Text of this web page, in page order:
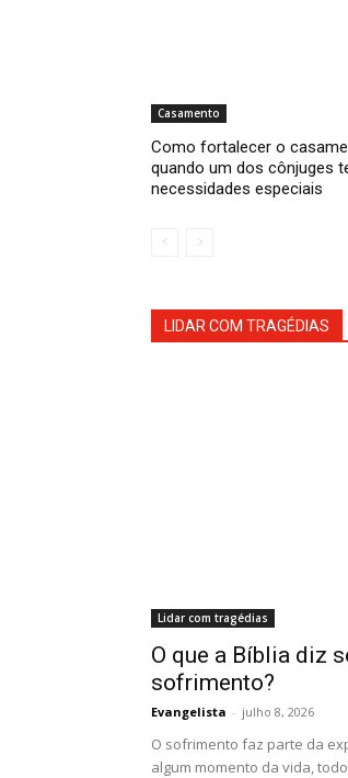
Casamento
Como fortalecer o
quando um dos cônjuges
necessidades especiais
LIDAR COM TRAGÉDIAS
Lidar com tragédias
O que a Bíblia diz
sofrimento?
Evangelista - julho 8, 2026
O sofrimento faz parte da
algum momento da vida,